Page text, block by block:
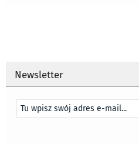
Newsletter